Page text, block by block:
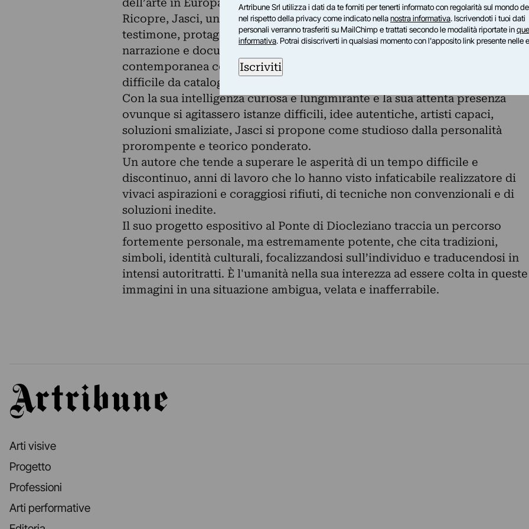
Ricopre, Jasci, una funzione esemplare come vitale ispiratore, inevitabile
testimone, protagonista e soprattutto memoria infallibile per una
narrazione e documentazione di oltre mezzo secolo di dibattito dell’arte
contemporanea con la sua pittura-fotografia nobile e irriverente, talora
difficile da catalogare e descrivere.
Con la sua intelligenza curiosa e lungimirante e la sua attenta presenza
ovunque si agitassero istanze difficili, idee autentiche, artisti capaci,
soluzioni smaliziate, Jasci si propone come studioso dalla personalità
prorompente e teorico ponderato.
Un autore che tende a superare le asperità di un tempo difficile e
discontinuo, anni di lavoro che lo hanno visto infaticabile realizzatore di
vivaci aspirazioni e coraggiosi rifiuti, di tecniche non convenzionali e di
soluzioni inedite.
Il suo progetto espositivo al Ponte di Diocleziano traccia un percorso
fortemente personale, ma estremamente potente, che cita tradizioni,
simboli, identità culturali, focalizzandosi sull’individuo e traducendosi in
intensi autoritratti. È l'umanità nella sua interezza ad essere colta in queste
immagini in una situazione ambigua, velata e inafferrabile.
Artribune
Arti visive
Progetto
Professioni
Arti performative
Artribune Srl utilizza i dati da te forniti per tenerti informato con regolarità sul mondo
nel rispetto della privacy come indicato nellanostra informativa. Iscrivendoti i tuoi dati
personali verranno trasferiti su MailChimp e trattati secondo le modalità riportate in
informativa. Potrai disiscriverti in qualsiasi momento con l'apposito link presente nelle
Iscriviti